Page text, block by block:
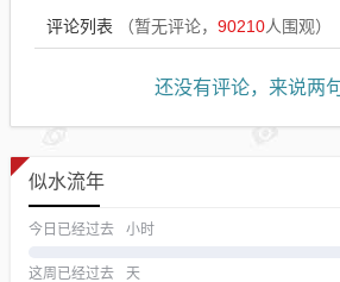
评论列表 （暂无评论， 90210人围观）
还没有评论，来说两
似水流年
今日已经过去 小时
这周已经过去 天